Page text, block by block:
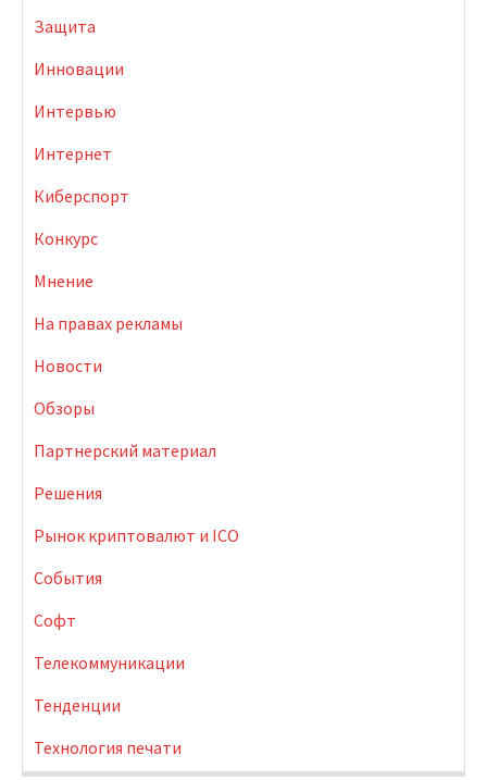
Защита
Инновации
Интервью
Интернет
Киберспорт
Конкурс
Мнение
На правах рекламы
Новости
Обзоры
Партнерский материал
Решения
Рынок криптовалют и ICO
События
Софт
Телекоммуникации
Тенденции
Технология печати